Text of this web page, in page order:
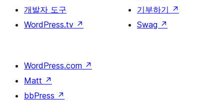
개발자 도구
WordPress.tv ↗
기부하기 ↗
Swag ↗
WordPress.com ↗
Matt ↗
bbPress ↗